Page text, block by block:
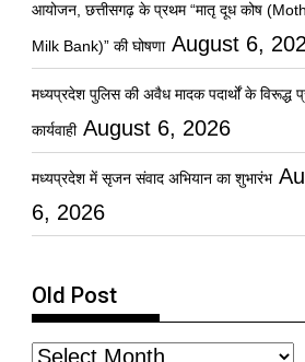
आयोजन, छत्तीसगढ़ के प्रथम “मातृ दूध कोष
Milk Bank)” की घोषणा August 6,
मध्यप्रदेश पुलिस की अवैध मादक पदार्थों के विरूद्ध
कार्यवाही August 6, 2026
मध्यप्रदेश में सृजन संवाद अभियान का शुभारंभ
6, 2026
Old Post